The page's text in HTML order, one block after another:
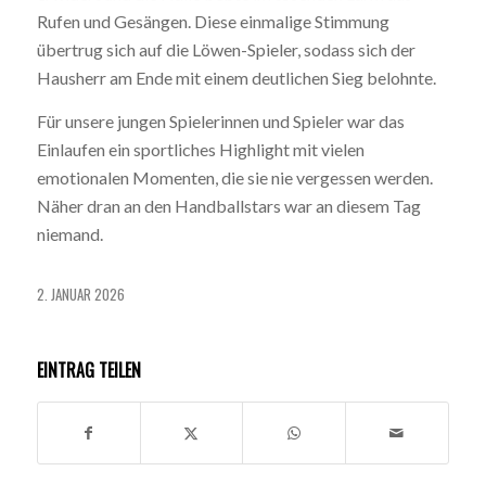
Rufen und Gesängen. Diese einmalige Stimmung
übertrug sich auf die Löwen-Spieler, sodass sich der
Hausherr am Ende mit einem deutlichen Sieg belohnte.
Für unsere jungen Spielerinnen und Spieler war das
Einlaufen ein sportliches Highlight mit vielen
emotionalen Momenten, die sie nie vergessen werden.
Näher dran an den Handballstars war an diesem Tag
niemand.
2. JANUAR 2026
EINTRAG TEILEN